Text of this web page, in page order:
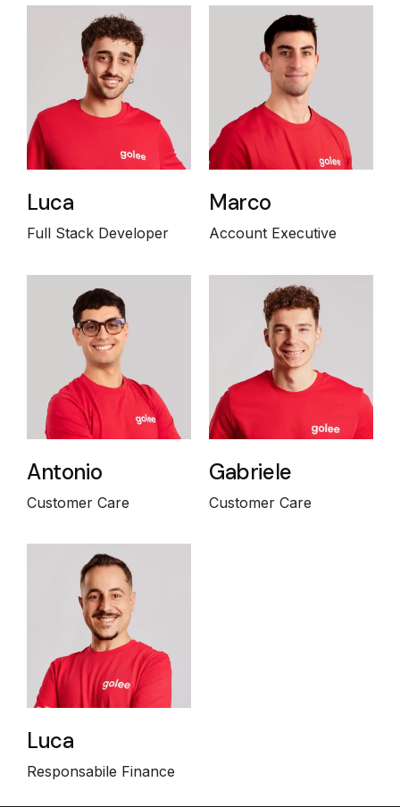
Luca
Full Stack Developer
Marco
Account Executive
Antonio
Customer Care
Gabriele
Customer Care
Luca
Responsabile Finance